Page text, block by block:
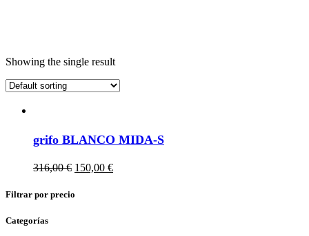
Showing the single result
grifo BLANCO MIDA-S
316,00€ Original
was:
150,00 €Current
Filtrar por precio
Categorías